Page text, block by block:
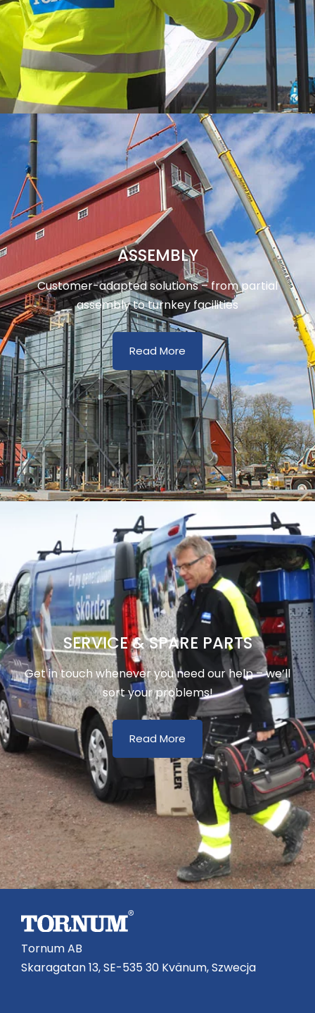
ASSEMBLY
Customer-adapted solutions – from partial
assembly to turnkey facilities
Read More
SERVICE & SPARE PARTS
Get in touch whenever you need our help – we’ll
sort your problems!
Read More
Tornum AB
Skaragatan 13, SE-535 30 Kvänum, Szwecja